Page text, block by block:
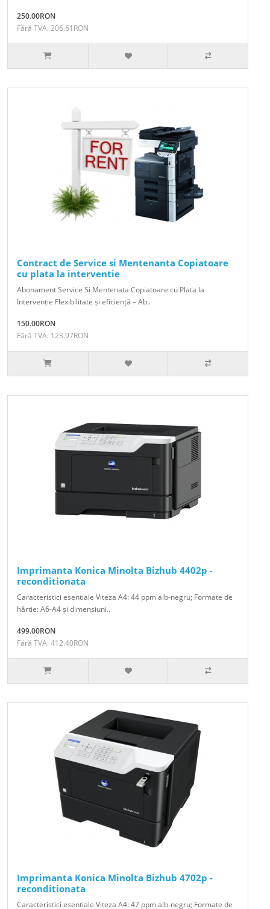
250.00RON
Fără TVA: 206.61RON
Contract de Service si Mentenanta Copiatoare
cu plata la interventie
Abonament Service Si Mentenata Copiatoare cu Plata la
Intervenție Flexibilitate și eficiență – Ab..
150.00RON
Fără TVA: 123.97RON
Imprimanta Konica Minolta Bizhub 4402p -
reconditionata
Caracteristici esentiale Viteza A4: 44 ppm alb-negru; Formate de
hârtie: A6-A4 și dimensiuni..
499.00RON
Fără TVA: 412.40RON
Imprimanta Konica Minolta Bizhub 4702p -
reconditionata
Caracteristici esentiale Viteza A4: 47 ppm alb-negru; Formate de